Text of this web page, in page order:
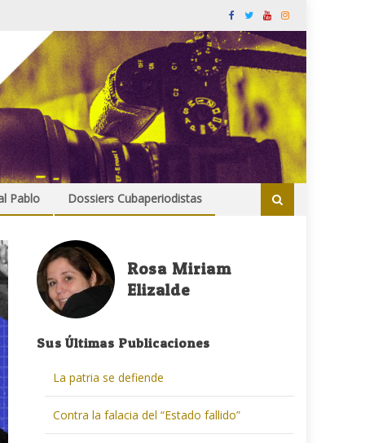
Pablo Dossiers Cubaperiodistas
Rosa Miriam
Elizalde
Sus Últimas Publicaciones
La patria se defiende
Contra la falacia del “Estado fallido”